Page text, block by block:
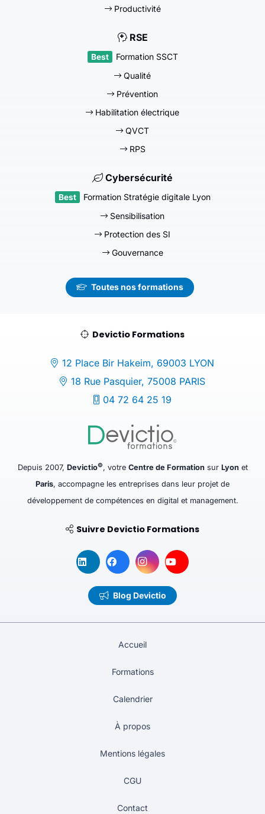
Productivité
RSE
Formation SSCT
Qualité
Prévention
Habilitation électrique
QVCT
RPS
Cybersécurité
Formation Stratégie digitale Lyon
Sensibilisation
Protection des SI
Gouvernance
Toutes nos formations
Devictio Formations
12 Place Bir Hakeim, 69003 LYON
18 Rue Pasquier, 75008 PARIS
04 72 64 25 19
Depuis 2007, Devictio©, votre Centre de Formationsur Lyonet
Paris, accompagne les entreprises dans leur projet de
développement de compétences en digital et management.
Suivre Devictio Formations
Blog Devictio
Accueil
Formations
Calendrier
À propos
Mentions légales
CGU
Contact